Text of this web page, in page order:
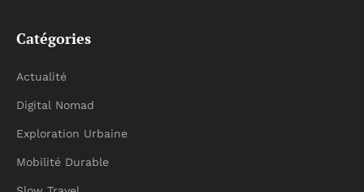
Catégories
Actualité
Digital Nomad
Exploration Urbaine
Mobilité Durable